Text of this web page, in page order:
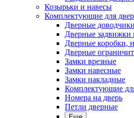
Козырьки и навесы
Комплектующие для
Дверные доводчики
Дверные
Дверные коробки,
Дверные
Замки врезные
Замки навесные
Замки накладные
Комплектующие
Номера на дверь
Петли дверные